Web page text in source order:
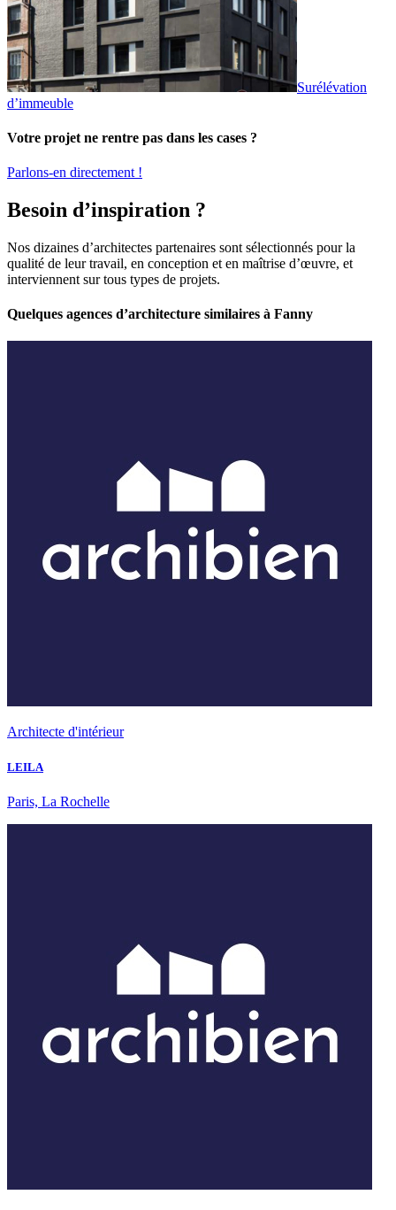
Surélévation
d’immeuble
Votre projet ne rentre pas dans les cases ?
Parlons-en directement !
Besoin d’inspiration ?
Nos dizaines d’architectes partenaires sont sélectionnés pour la
qualité de leur travail, en conception et en maîtrise d’œuvre, et
interviennent sur tous types de projets.
Quelques agences d’architecture similaires à Fanny
Architecte d'intérieur
LEILA
Paris, La Rochelle